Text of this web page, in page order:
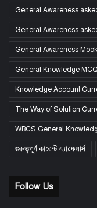
General Awareness
General Awareness
General Awareness
General Knowledge
Knowledge Account
The Way of Solution
WBCS General
গুরুত্বপূর্ণ কারেন্ট অ্যাফেয়ার্স
Follow Us